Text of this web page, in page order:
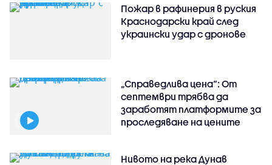
Пожар в рафинерия в руския
Краснодарски край след
украински удар с дронове
„Справедлива цена“: От
септември трябва да
заработят платформите за
проследяване на цените
Нивото на река Дунав